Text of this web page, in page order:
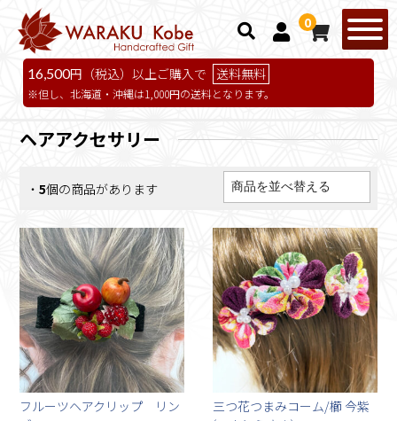
16,500円（税込）以上ご購入で 送料無料
但し、北海道・沖縄は1,000円の送料となります。
0
ヘアアクセサリー
・ 5個の商品があります
フルーツヘアクリップ リン
三つ花つまみコーム/櫛 今紫